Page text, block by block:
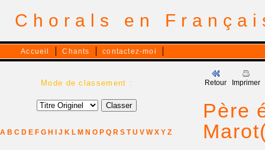
Chorals en
Accueil Chants contactez-moi
Mode de classement :
A B C D E F G H J K L M N O P Q R S T U V W X Y Z
Retour Imprimer
Père